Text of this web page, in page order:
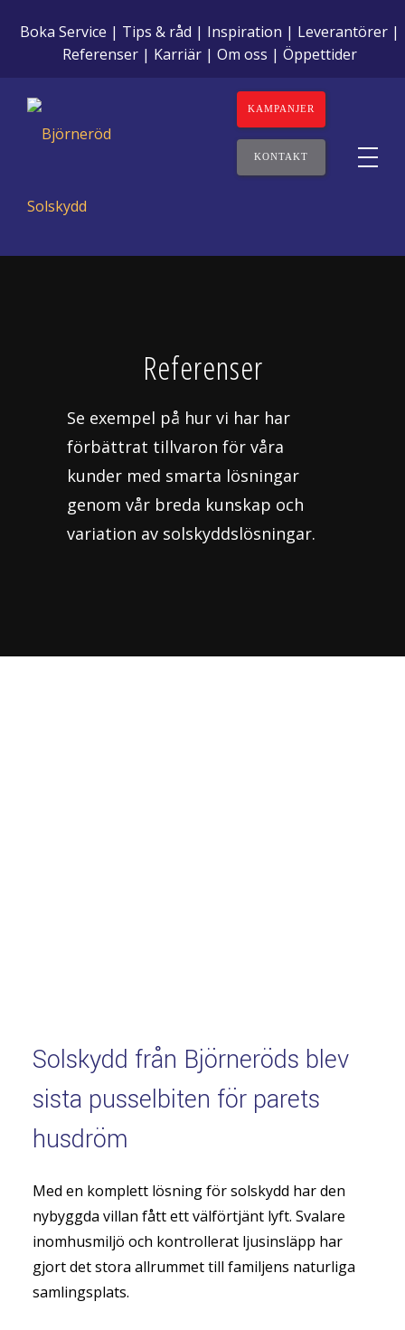
Boka Service Tips & råd Inspiration
Leverantörer
Referenser
Karriär Om oss Öppettider
KAMPANJER
KONTAKT
Referenser
Se exempel på hur vi har har
förbättrat tillvaron för våra
kunder med smarta lösningar
genom vår breda kunskap och
variation av solskyddslösningar.
Solskydd från Björneröds blev
sista pusselbiten för parets
husdröm
Med en komplett lösning för solskydd har den
nybyggda villan fått ett välförtjänt lyft. Svalare
inomhusmiljö och kontrollerat ljusinsläpp har
gjort det stora allrummet till familjens naturliga
samlingsplats.